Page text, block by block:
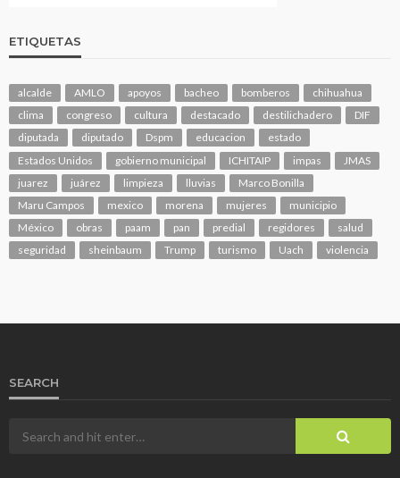
ETIQUETAS
alcalde AMLO apoyos bacheo bomberos
chihuahua
clima
congreso cultura destacado destilichadero
DIF
diputada
diputado Dspm educacion
estado
Estados Unidos
gobierno municipal ICHITAIP impas
JMAS
juarez
juárez limpieza lluvias
Marco Bonilla
Maru Campos
mexico morena mujeres
municipio
México
obras paam pan predial regidores
salud
seguridad
sheinbaum Trump turismo Uach violencia
SEARCH